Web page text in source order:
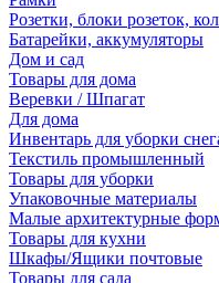
Розетки, блоки розеток,
Батарейки, аккумуляторы
Дом и сад
Товары для дома
Веревки / Шпагат
Для дома
Инвентарь для уборки
Текстиль промышленный
Товары для уборки
Упаковочные материалы
Малые архитектурные
Товары для кухни
Шкафы/Ящики почтовые
Товары для сада